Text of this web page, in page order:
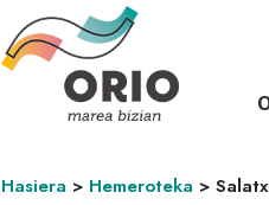
Hasiera > Hemeroteka >